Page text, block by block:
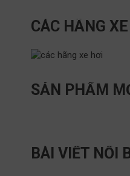
CÁC HÃNG XE
SẢN PHẨM
BÀI VIẾT NỔI